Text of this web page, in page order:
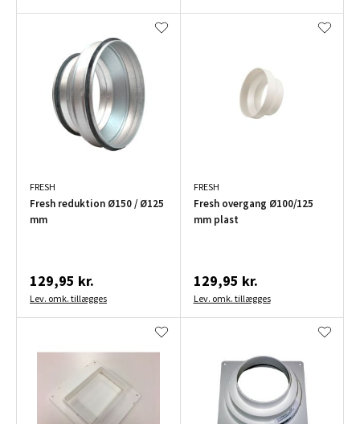
FRESH
Fresh reduktion Ø150 / Ø125
mm
129,95 kr.
Lev. omk. tillægges
FRESH
Fresh overgang Ø100/125
mm plast
129,95 kr.
Lev. omk. tillægges